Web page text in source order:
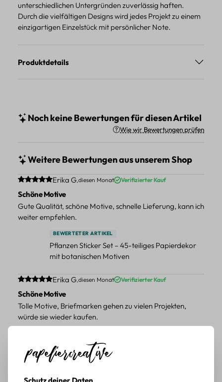
unterschiedlichen Untergründen zuverlässig haften.
Durch die vielfältigen Designs wird jedes Projekt zu einem
einzigartigen Einzelstück mit persönlicher Note.
Produktdetails
Noch keine Bewertungen für diesen Artikel
Wie wir Bewertungen prüfen
Weitere Bewertungen aus unserem Shop
Durchschnittliche Bewertung von 5 von 5 Sternen
Erika G.diesen Monat Verifizierter Kauf
Schöne Motive
Gute Qualität, schöne Motive, schnelle Lieferung, kann ich
weiter empfehlen.
BEWERTETER ARTIKEL
Pflanzen Sticker Set – 45-teiliges Papierdekor
mit botanischen Motiven
Durchschnittliche Bewertung von 5 von 5 Sternen
Erika G.diesen Monat Verifizierter Kauf
Schöne Motive
Tolle Motive, Briefmarken gehen zu vielen Projekten,
würde sie wieder kaufen.
Retro Briefmarken Sticker Set – 45 Papier-
Sticker mit Wald- und Tiermotiven
Durchschnittliche Bewertung von 5 von 5 Sternen
Erika G.diesen Monat
Schutz deiner Daten